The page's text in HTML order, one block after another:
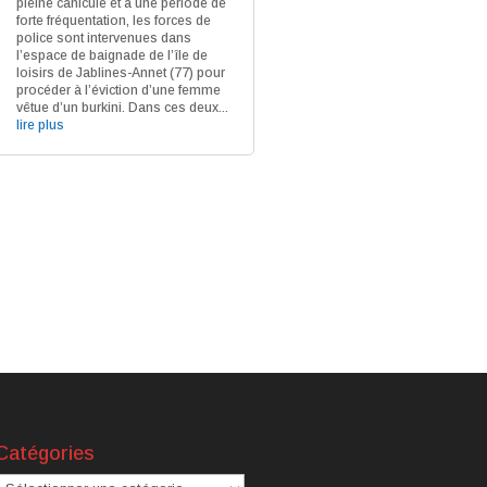
forte fréquentation, les forces de
police sont intervenues dans
l’espace de baignade de l’île de
loisirs de Jablines-Annet (77) pour
procéder à l’éviction d’une femme
vêtue d’un burkini. Dans ces deux...
lire plus
Catégories